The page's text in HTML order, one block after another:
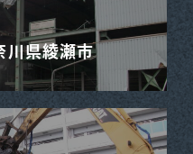
川県綾瀬市